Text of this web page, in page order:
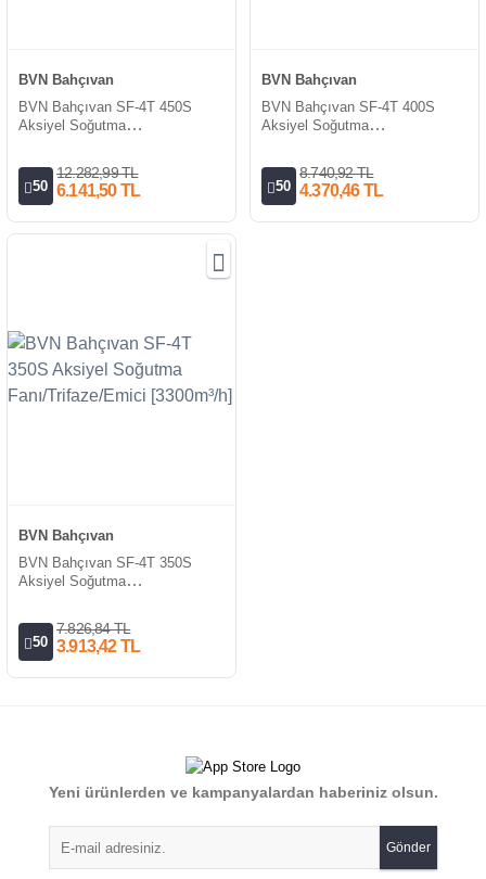
BVN Bahçıvan
BVN Bahçıvan SF-4T 450S
Aksiyel Soğutma
50
12.282,99 TL
6.141,50 TL
BVN Bahçıvan
BVN Bahçıvan SF-4T 400S
Aksiyel Soğutma
50
8.740,92 TL
4.370,46 TL
BVN Bahçıvan
BVN Bahçıvan SF-4T 350S
Aksiyel Soğutma
50
7.826,84 TL
3.913,42 TL
Yeni ürünlerden ve kampanyalardan haberiniz olsun.
Gönder